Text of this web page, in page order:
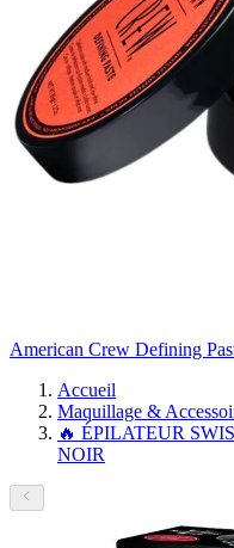
American Crew Defining
Accueil
Maquillage &
🔥 ÉPILATEUR
NOIR